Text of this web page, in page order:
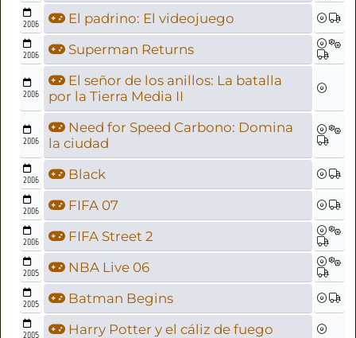
2006 El padrino: El videojuego
2006 Superman Returns
2006
El señor de los anillos: La batalla
por la Tierra Media II
2006
Need for Speed Carbono: Domina
la ciudad
2006 Black
2006 FIFA 07
2006 FIFA Street 2
2005 NBA Live 06
2005 Batman Begins
2005 Harry Potter y el cáliz de fuego